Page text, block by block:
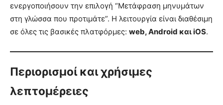
ενεργοποιήσουν την επιλογή “Μετάφραση μηνυμάτων
στη γλώσσα που προτιμάτε”. Η λειτουργία είναι διαθέσιμη
σε όλες τις βασικές πλατφόρμες: web, Android και iOS.
Περιορισμοί και χρήσιμες
λεπτομέρειες